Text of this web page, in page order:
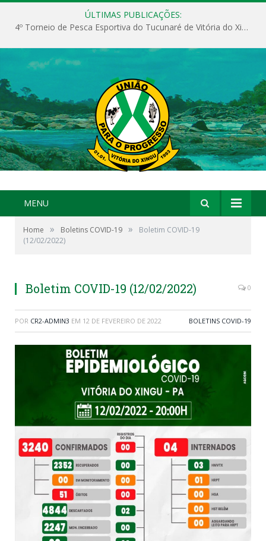
ÚLTIMAS PUBLICAÇÕES:
4º Torneio de Pesca Esportiva do Tucunaré de Vitória do Xingu
MENU
Home » Boletins COVID-19 »
Boletim COVID-19
(12/02/2022)
Boletim COVID-19 (12/02/2022) 0
POR CR2-ADMIN3 EM 12 DE FEVEREIRO DE 2022 BOLETINS COVID-19